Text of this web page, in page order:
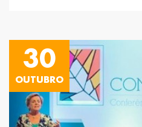
30
OUTUBRO